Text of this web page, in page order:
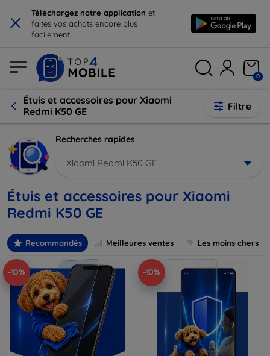
× Téléchargez notre application et
faites vos achats encore plus
facilement.
0
Étuis et accessoires pour Xiaomi
Redmi K50 GE
Filtre
Recherches rapides
Xiaomi Redmi K50 GE
Étuis et accessoires pour Xiaomi
Redmi K50 GE
Recommandés Meilleures ventes Les moins chers
-10% -10%